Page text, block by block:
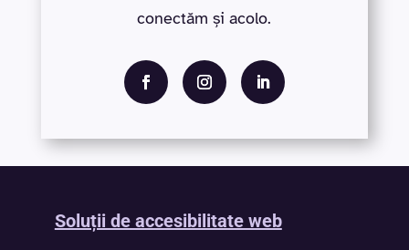
conectăm și acolo.
Soluții de accesibilitate web